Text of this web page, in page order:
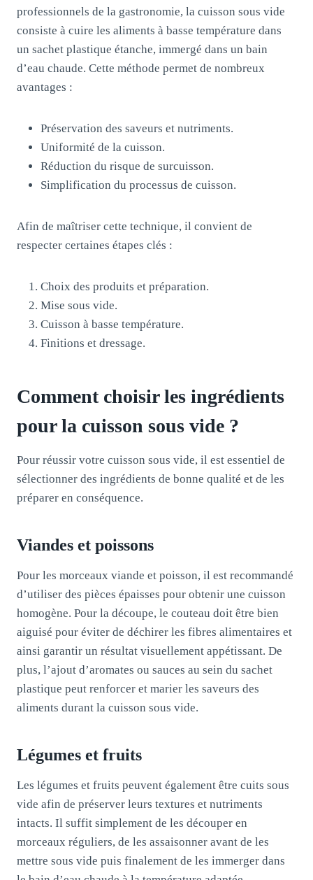
professionnels de la gastronomie, la cuisson sous vide
consiste à cuire les aliments à basse température dans
un sachet plastique étanche, immergé dans un bain
d’eau chaude. Cette méthode permet de nombreux
avantages :
Préservation des saveurs et nutriments.
Uniformité de la cuisson.
Réduction du risque de surcuisson.
Simplification du processus de cuisson.
Afin de maîtriser cette technique, il convient de
respecter certaines étapes clés :
Choix des produits et préparation.
Mise sous vide.
Cuisson à basse température.
Finitions et dressage.
Comment choisir les ingrédients
pour la cuisson sous vide ?
Pour réussir votre cuisson sous vide, il est essentiel de
sélectionner des ingrédients de bonne qualité et de les
préparer en conséquence.
Viandes et poissons
Pour les morceaux viande et poisson, il est recommandé
d’utiliser des pièces épaisses pour obtenir une cuisson
homogène. Pour la découpe, le couteau doit être bien
aiguisé pour éviter de déchirer les fibres alimentaires et
ainsi garantir un résultat visuellement appétissant. De
plus, l’ajout d’aromates ou sauces au sein du sachet
plastique peut renforcer et marier les saveurs des
aliments durant la cuisson sous vide.
Légumes et fruits
Les légumes et fruits peuvent également être cuits sous
vide afin de préserver leurs textures et nutriments
intacts. Il suffit simplement de les découper en
morceaux réguliers, de les assaisonner avant de les
mettre sous vide puis finalement de les immerger dans